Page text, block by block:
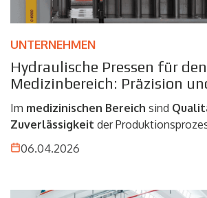
UNTERNEHMEN
Hydraulische Pressen für den
Medizinbereich: Präzision
Zuverlässigkeit in
Im medizinischen Bereich sind
Zuverlässigkeit der
Anforderungen. Die Herstellung von
Vorrichtungen für diesen Bereich
Kontrolle, denn bereits geringste
06.04.2026